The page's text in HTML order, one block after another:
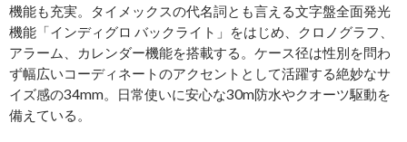
機能も充実。タイメックスの代名詞とも言える文字盤全面発光
機能「インディグロ バックライト」をはじめ、クロノグラフ、
アラーム、カレンダー機能を搭載する。ケース径は性別を問わ
ず幅広いコーディネートのアクセントとして活躍する絶妙なサ
イズ感の34mm。日常使いに安心な30m防水やクオーツ駆動を
備えている。